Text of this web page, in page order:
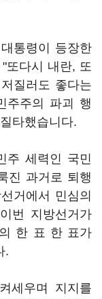
통령이 등장한
또다시 내란, 또
질러도 좋다는
주주의 파괴 행
타했습니다.
주 세력인 국민
진 과거로 퇴행
거에서 민심의
번 지방선거가
한 표 한 표가
.
세우며 지지를